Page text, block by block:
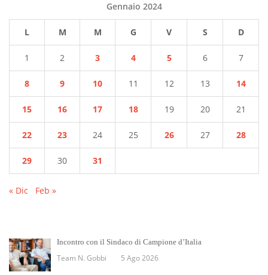
Gennaio 2024
L M M G V S D
1 2 3 4 5 6 7
8 9 10 11 12 13 14
15 16 17 18 19 20 21
22 23 24 25 26 27 28
29 30 31
« Dic Feb »
Incontro con il Sindaco di Campione d’Italia
Team N. Gobbi 5 Ago 2026